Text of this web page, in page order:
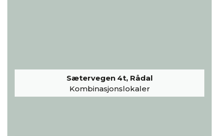
Sætervegen 4t, Rådal
Kombinasjonslokaler